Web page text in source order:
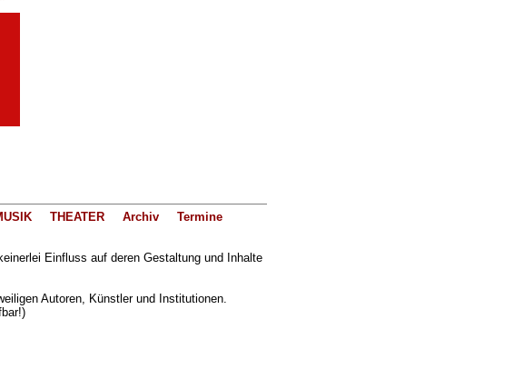
THEATER Archiv
Termine
Einfluss auf deren Gestaltung und Inhalte
Autoren, Künstler und Institutionen.